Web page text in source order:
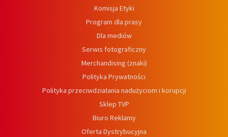
Komisja Etyki
Program dla prasy
Dla mediów
Serwis fotograficzny
Merchandising (znaki)
Polityka Prywatności
Polityka przeciwdziałania nadużyciom i korupcji
Sklep TVP
Biuro Reklamy
Oferta Dystrybucyjna